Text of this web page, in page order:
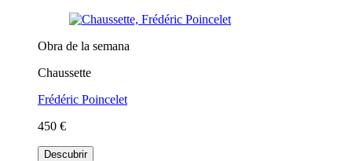
Obra de la semana
Chaussette
Frédéric Poincelet
450 €
Descubrir